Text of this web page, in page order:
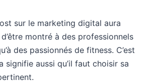
sur le marketing digital aura
montré à des professionnels
des passionnés de fitness. C’est
signifie aussi qu’il faut choisir sa